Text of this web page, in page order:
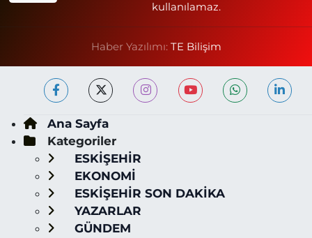
kullanılamaz.
Haber Yazılımı: TE Bilişim
Ana Sayfa
Kategoriler
ESKİŞEHİR
EKONOMİ
ESKİŞEHİR SON DAKİKA
YAZARLAR
GÜNDEM